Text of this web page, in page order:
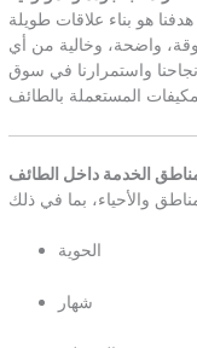
هو بناء علاقات طويلة
واضحة، وخالية من أي
واستمرارنا في سوق
الخدمة داخل الطائف
الحوية
شهار